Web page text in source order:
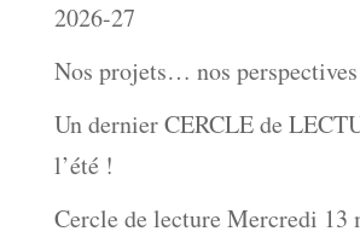
2026-27
Nos projets… nos
Un dernier CERCLE de
l’été !
Cercle de lecture Mercredi 13